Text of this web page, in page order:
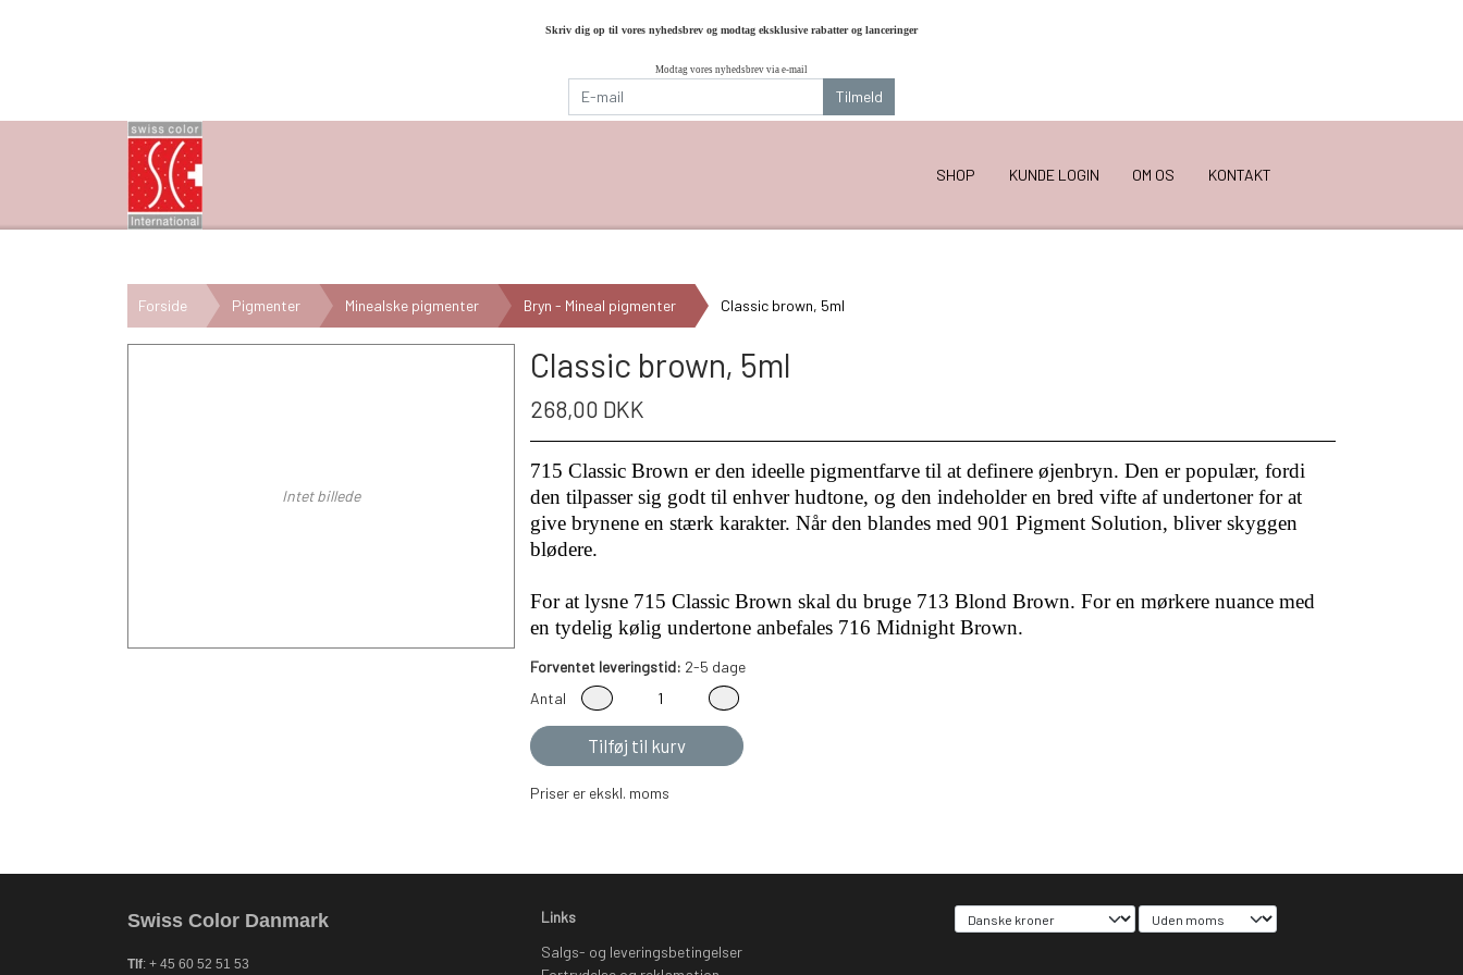
Skriv dig op til vores nyhedsbrev og modtag eksklusive rabatter og lanceringer
Modtag vores nyhedsbrev via e-mail
Tilmeld
SHOP KUNDE LOGIN OM OS KONTAKT
Forside Pigmenter Minealske pigmenter Bryn - Mineal pigmenter Classic brown, 5ml
Intet billede
Classic brown, 5ml
268,00 DKK
715 Classic Brown er den ideelle pigmentfarve til at definere øjenbryn. Den er populær, fordi
den tilpasser sig godt til enhver hudtone, og den indeholder en bred vifte af undertoner for at
give brynene en stærk karakter. Når den blandes med 901 Pigment Solution, bliver skyggen
blødere.
For at lysne 715 Classic Brown skal du bruge 713 Blond Brown. For en mørkere nuance med
en tydelig kølig undertone anbefales 716 Midnight Brown.
Forventet leveringstid: 2-5 dage
Antal
Tilføj til kurv
Priser er ekskl. moms
Swiss Color Danmark
Tlf: + 45 60 52 51 53
Links
Salgs- og leveringsbetingelser